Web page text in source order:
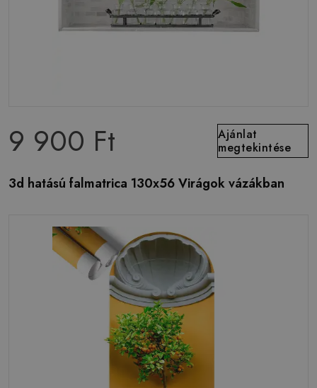
9 900 Ft
Ajánlat
megtekintése
3d hatású falmatrica 130x56 Virágok vázákban